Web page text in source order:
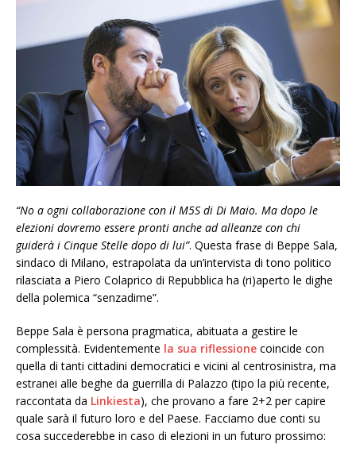
“No a ogni collaborazione con il M5S di Di Maio. Ma dopo le
elezioni dovremo essere pronti anche ad alleanze con chi
guiderà i Cinque Stelle dopo di lui”. Questa frase di Beppe Sala,
sindaco di Milano, estrapolata da un’intervista di tono politico
rilasciata a Piero Colaprico di Repubblica ha (ri)aperto le dighe
della polemica “senzadime”.
Beppe Sala è persona pragmatica, abituata a gestire le
complessità. Evidentemente la sua riflessione coincide con
quella di tanti cittadini democratici e vicini al centrosinistra, ma
estranei alle beghe da guerrilla di Palazzo (tipo la più recente,
raccontata da Linkiesta), che provano a fare 2+2 per capire
quale sarà il futuro loro e del Paese. Facciamo due conti su
cosa succederebbe in caso di elezioni in un futuro prossimo: